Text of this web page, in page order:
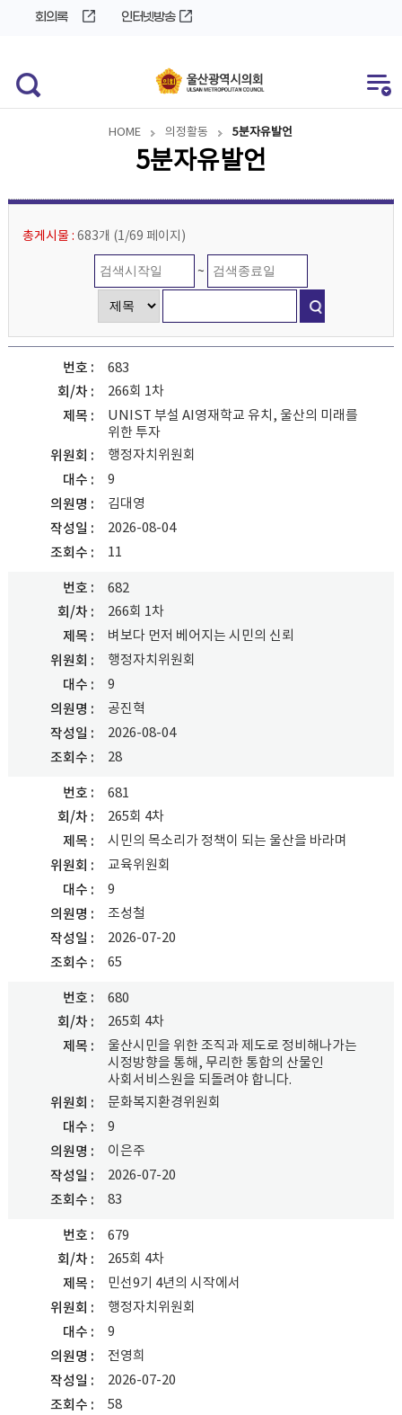
회의록 인터넷방송
HOME 의정활동 5분자유발언
5분자유발언
총게시물 : 683개 (1/69 페이지 )
~
번호
683
회/차
266회 1차
제목
UNIST 부설 AI영재학교 유치, 울산의 미래를
위한 투자
위원회
행정자치위원회
대수
9
의원명
김대영
작성일
2026-08-04
조회수
11
번호
682
회/차
266회 1차
제목
벼보다 먼저 베어지는 시민의 신뢰
위원회
행정자치위원회
대수
9
의원명
공진혁
작성일
2026-08-04
조회수
28
번호
681
회/차
265회 4차
제목
시민의 목소리가 정책이 되는 울산을 바라며
위원회
교육위원회
대수
9
의원명
조성철
작성일
2026-07-20
조회수
65
번호
680
회/차
265회 4차
제목
울산시민을 위한 조직과 제도로 정비해나가는
시정방향을 통해, 무리한 통합의 산물인
사회서비스원을 되돌려야 합니다.
위원회
문화복지환경위원회
대수
9
의원명
이은주
작성일
2026-07-20
조회수
83
번호
679
회/차
265회 4차
제목
민선9기 4년의 시작에서
위원회
행정자치위원회
대수
9
의원명
전영희
작성일
2026-07-20
조회수
58